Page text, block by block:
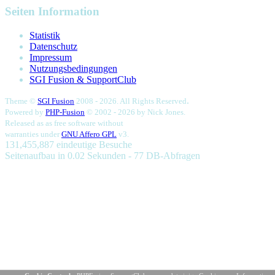
Seiten Information
Statistik
Datenschutz
Impressum
Nutzungsbedingungen
SGI Fusion & SupportClub
Theme © SGI Fusion 2008 - 2026. All Rights Reserved.
Powered by PHP-Fusion © 2002 - 2026 by Nick Jones.
Released as as free software without
warranties under GNU Affero GPL v3.
131,455,887 eindeutige Besuche
Seitenaufbau in 0.02 Sekunden - 77 DB-Abfragen